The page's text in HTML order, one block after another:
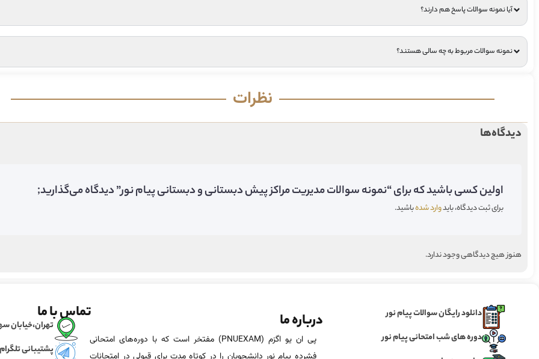
آیا نمونه سوالات پاسخ هم دارند؟
نمونه سوالات مربوط به چه سالی هستند؟
نظرات
دیدگاه‌ها
اولین کسی باشید که برای “نمونه سوالات مدیریت مراکز پیش دبستانی و دبستانی پیام نور” دیدگاه می‌گذارید;
برای ثبت دیدگاه، بایدوارد شدهباشید.
هنوز هیچ دیدگاهی وجود ندارد.
دانلود رایگان سوالات پیام نور
دوره های شب امتحانی پیام نور
درباره ما
پی ان یو اگزم (PNUEXAM) مفتخر است که با دوره‌های امتحانی
تماس با ما
تهران،خیابان
پشتیبانی تلگرام